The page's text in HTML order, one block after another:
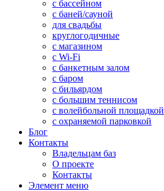
с бассейном
с баней/сауной
для свадьбы
круглогодичные
с магазином
с Wi-Fi
с банкетным залом
с баром
с бильярдом
с большим теннисом
с волейбольной площадкой
с охраняемой парковкой
Блог
Контакты
Владельцам баз
О проекте
Контакты
Элемент меню